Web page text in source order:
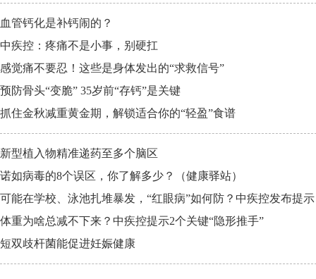
血管钙化是补钙闹的？
中疾控：疼痛不是小事，别硬扛
感觉痛不要忍！这些是身体发出的“求救信号”
预防骨头“变脆” 35岁前“存钙”是关键
抓住金秋减重黄金期，解锁适合你的“轻盈”食谱
新型植入物精准递药至多个脑区
诺如病毒的8个误区，你了解多少？（健康驿站）
可能在学校、泳池扎堆暴发，“红眼病”如何防？中疾控发布提示
体重为啥总减不下来？中疾控提示2个关键“隐形推手”
短双歧杆菌能促进妊娠健康